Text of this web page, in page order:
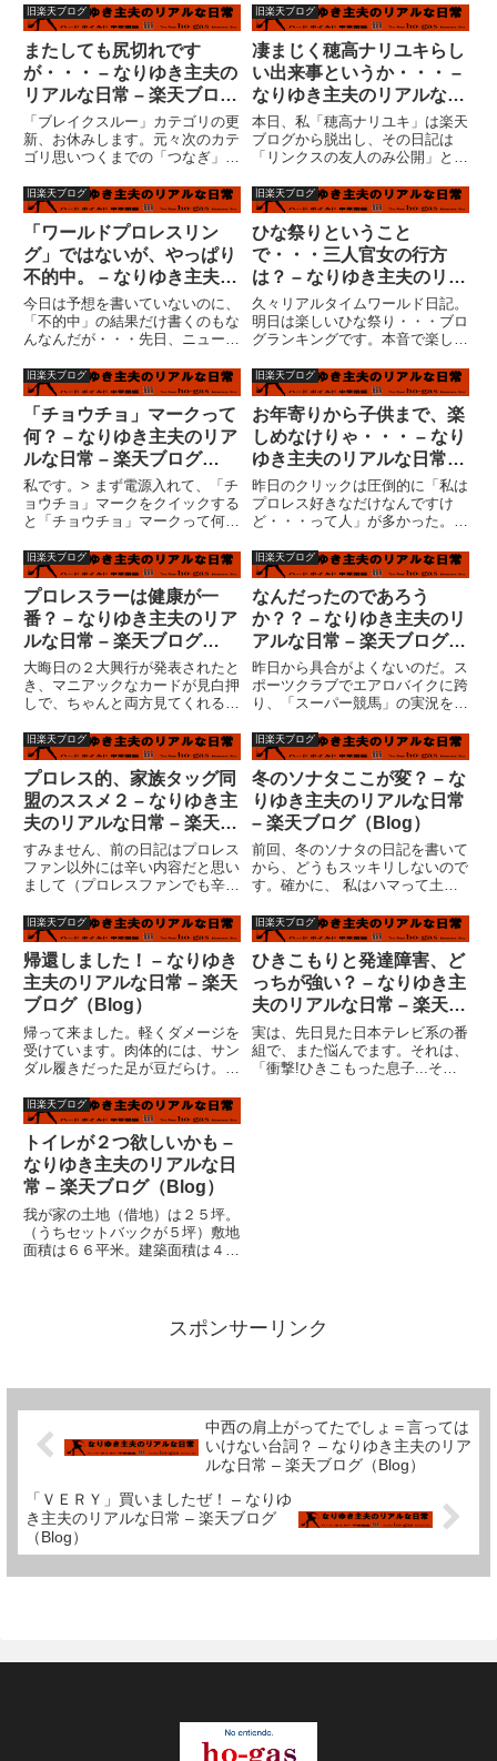
ような気がするが・・・何かフリ
ーメールに「サイン・イン」出来
ないということだろうか。その辺
がわからないと俺もわからない...
巨人戦を見ていた。雅子と洋子、
そして洋子の弟二人は、台所に非
難していた。野球を全く愛してい
ない彰秀にとって、その２時間ほ
ど...
旧楽天ブログ
またしても尻切れです
が・・・ – なりゆき主夫の
リアルな日常 – 楽天ブログ
（Blog）
「ブレイクスルー」カテゴリの更
新、お休みします。元々次のカテ
ゴリ思いつくまでの「つなぎ」の
書きなおしていたのですが、次の
キャラ設定がほぼ固まりつつある
段階で、「つなぎ」に気合が入ら
なくなってしまったのです。書
き...
旧楽天ブログ
凄まじく穂高ナリユキらし
い出来事というか・・・ –
なりゆき主夫のリアルな日
常 – 楽天ブログ（Blog）
本日、私「穂高ナリユキ」は楽天
ブログから脱出し、その日記は
「リンクスの友人のみ公開」とす
「リンクスの友達以外」のリンク
ストップページに私の過去の日記
が表示されないだけで、「リンク
ス友達」のリンクストップページ
に...
旧楽天ブログ
「ワールドプロレスリン
グ」ではないが、やっぱり
不的中。 – なりゆき主夫の
リアルな日常 – 楽天ブログ
（Blog）
今日は予想を書いていないのに、
「不的中」の結果だけ書くのもな
んなんだが・・・先日、ニューマ
「ワールドプロレスリング」サイ
ン馬券やるつもりもなく、黒いマ
スクは２枠、枠連でカブになるの
は２?７、これ１点でよし、と
考...
旧楽天ブログ
ひな祭りということ
で・・・三人官女の行方
は？ – なりゆき主夫のリア
ルな日常 – 楽天ブログ
（Blog）
久々リアルタイムワールド日記。
明日は楽しいひな祭り・・・ブロ
グランキングです。本音で楽しい
リック！いや、久々にネタでし
た。(^^ゞ去年パスした三人官
女。 未だに作ってませんけ
ど・・・一応、手作りキットにな
ってお...
旧楽天ブログ
「チョウチョ」マークって
何？ – なりゆき主夫のリア
ルな日常 – 楽天ブログ
（Blog）
私です。> まず電源入れて、「チ
ョウチョ」マークをクイックする
と「チョウチョ」マークって何？
から記憶されてて> サインインし
てメールの受信画面にいく。> サ
インイン完了しないので受信メー
ル画面までいけないのだ...
旧楽天ブログ
お年寄りから子供まで、楽
しめなけりゃ・・・ – なり
ゆき主夫のリアルな日常 –
楽天ブログ（Blog）
昨日のクリックは圧倒的に「私は
プロレス好きなだけなんですけ
ど・・・って人」が多かった。嘘
（こういうのって違法なクリック
誘導と言わないんでしょう
か？？）すみません。勿論、嘘で
す。プロレスファンはシャイな
方々が多くて...
旧楽天ブログ
プロレスラーは健康が一
番？ – なりゆき主夫のリア
ルな日常 – 楽天ブログ
（Blog）
大晦日の２大興行が発表されたと
き、マニアックなカードが見白押
しで、ちゃんと両方見てくれる人
たぶん、多くの格闘技ファンは両
方見たと思う。プロレスファンも
見たと思う。暇だし・・・（い
や、かなり面白かったですけど）
ち...
旧楽天ブログ
なんだったのであろう
か？？ – なりゆき主夫のリ
アルな日常 – 楽天ブログ
（Blog）
昨日から具合がよくないのだ。ス
ポーツクラブでエアロバイクに跨
り、「スーパー競馬」の実況を見
ディープインパクトがぐいぐいと
出てきたとき、私の脈拍は計測不
能に陥った。馬券、ハズレであ
る。３００円損した。競馬中継が
終...
旧楽天ブログ
プロレス的、家族タッグ同
盟のススメ２ – なりゆき主
夫のリアルな日常 – 楽天ブ
ログ（Blog）
すみません、前の日記はプロレス
ファン以外には辛い内容だと思い
まして（プロレスファンでも辛か
ので、前と後ろを分けました。今
回は、家族のタッグ同盟というこ
とで論じてみたいと思います。プ
ロレスラーというのは、キャラ
ク...
旧楽天ブログ
冬のソナタここが変？ – な
りゆき主夫のリアルな日常
– 楽天ブログ（Blog）
前回、冬のソナタの日記を書いて
から、どうもスッキリしないので
す。確かに、 私はハマって土日
した。この勢いは自分で自分を褒
めてあげたい。いや、作品を褒め
るべき？「冬のソナタ」を見てか
ら、どうにも脱力感があるとい
う...
旧楽天ブログ
帰還しました！ – なりゆき
主夫のリアルな日常 – 楽天
ブログ（Blog）
帰って来ました。軽くダメージを
受けています。肉体的には、サン
ダル履きだった足が豆だらけ。市
赤。またその市民プールのウォー
タースライダーで打撲した尻の皮
が剥け、大量に飯食いすぎて腰を
痛めました。さらに帰ってきて
今...
旧楽天ブログ
ひきこもりと発達障害、ど
っちが強い？ – なりゆき主
夫のリアルな日常 – 楽天ブ
ログ（Blog）
実は、先日見た日本テレビ系の番
組で、また悩んでます。それは、
「衝撃!ひきこもった息子...その
旧楽天ブログ
トイレが２つ欲しいかも –
なりゆき主夫のリアルな日
常 – 楽天ブログ（Blog）
我が家の土地（借地）は２５坪。
（うちセットバックが５坪）敷地
面積は６６平米。建築面積は４１
えることではあるが、感謝すれば
広くなるというものでもなく、スポンサーリンク
中西の肩上がってたでしょ＝言っては
いけない台詞？ – なりゆき主夫のリア
ルな日常 – 楽天ブログ（Blog）
「ＶＥＲＹ」買いましたぜ！ – なりゆ
き主夫のリアルな日常 – 楽天ブログ
（Blog）